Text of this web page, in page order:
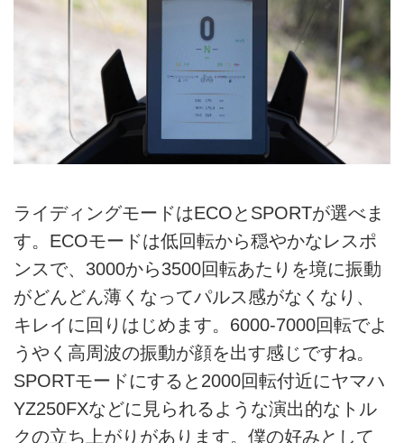
ライディングモードはECOとSPORTが選べま
す。ECOモードは低回転から穏やかなレスポ
ンスで、3000から3500回転あたりを境に振動
がどんどん薄くなってパルス感がなくなり、
キレイに回りはじめます。6000-7000回転でよ
うやく高周波の振動が顔を出す感じですね。
SPORTモードにすると2000回転付近にヤマハ
YZ250FXなどに見られるような演出的なトル
クの立ち上がりがあります。僕の好みとして